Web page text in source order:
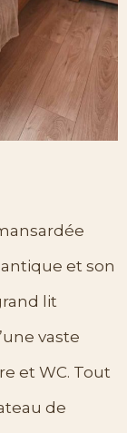
et son
lit
vaste
et WC. Tout
de